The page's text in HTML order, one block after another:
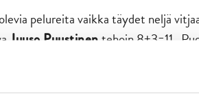
pelureita vaikka täydet neljä
Juuso Puustinentehoin 8+3=11.